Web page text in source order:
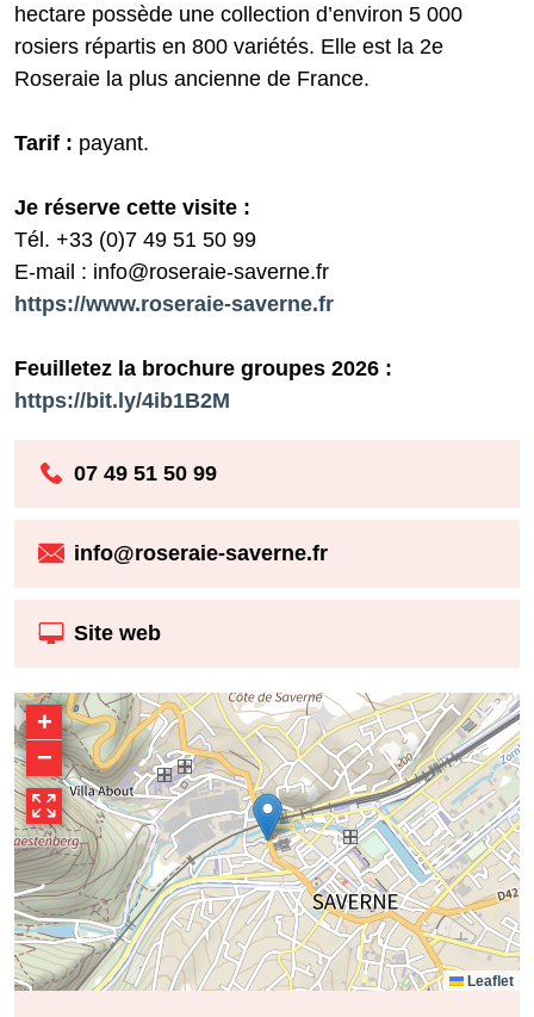
hectare possède une collection d’environ 5 000
rosiers répartis en 800 variétés. Elle est la 2e
Roseraie la plus ancienne de France.
Tarif : payant.
Je réserve cette visite :
Tél. +33 (0)7 49 51 50 99
E-mail : info@roseraie-saverne.fr
https://www.roseraie-saverne.fr
Feuilletez la brochure groupes 2026 :
https://bit.ly/4ib1B2M
07 49 51 50 99
info@roseraie-saverne.fr
Site web
+
−
Leaflet